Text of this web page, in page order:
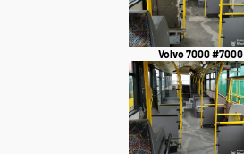
Volvo 7000 #7000